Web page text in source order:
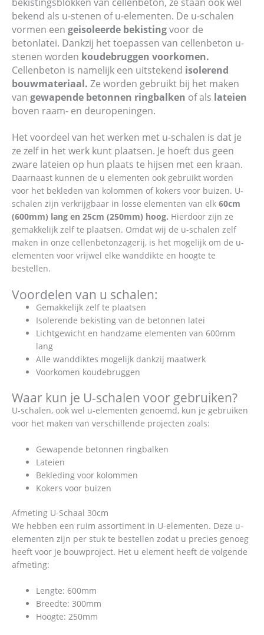
bekistingsblokken van cellenbeton, ze staan ook wel
bekend als u-stenen of u-elementen. De u-schalen
vormen een geisoleerde bekistingvoor de
betonlatei. Dankzij het toepassen van cellenbeton u-
stenen worden koudebruggen voorkomen.
Cellenbeton is namelijk een uitstekend isolerend
bouwmateriaal. Ze worden gebruikt bij het maken
van gewapende betonnen ringbalken of als lateien
boven raam- en deuropeningen.
Het voordeel van het werken met u-schalen is dat je
ze zelf in het werk kunt plaatsen. Je hoeft dus geen
zware lateien op hun plaats te hijsen met een kraan.
Daarnaast kunnen de u elementen ook gebruikt worden
voor het bekleden van kolommen of kokers voor buizen. U-
schalen zijn verkrijgbaar in losse elementen van elk 60cm
(600mm) lang en 25cm (250mm) hoog. Hierdoor zijn ze
gemakkelijk zelf te plaatsen. Omdat wij de u-schalen zelf
maken in onze cellenbetonzagerij, is het mogelijk om de u-
elementen voor vrijwel elke wanddikte en hoogte te
bestellen.
Voordelen van u schalen:
Gemakkelijk zelf te plaatsen
Isolerende bekisting van de betonnen latei
Lichtgewicht en handzame elementen van 600mm
lang
Alle wanddiktes mogelijk dankzij maatwerk
Voorkomen koudebruggen
Waar kun je U-schalen voor gebruiken?
U-schalen, ook wel u-elementen genoemd, kun je gebruiken
voor het maken van verschillende projecten zoals:
Gewapende betonnen ringbalken
Lateien
Bekleding voor kolommen
Kokers voor buizen
Afmeting U-Schaal 30cm
We hebben een ruim assortiment in U-elementen. Deze u-
elementen zijn per stuk te bestellen zodat u precies genoeg
heeft voor je bouwproject. Het u element heeft de volgende
afmeting:
Lengte: 600mm
Breedte: 300mm
Hoogte: 250mm